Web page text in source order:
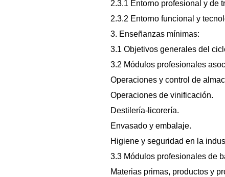
2.3.1 Entorno profesional y de
2.3.2 Entorno funcional y
3. Enseñanzas mínimas:
3.1 Objetivos generales del
3.2 Módulos profesionales
Operaciones y control de
Operaciones de vinificación.
Destilería-licorería.
Envasado y embalaje.
Higiene y seguridad en la
3.3 Módulos profesionales de
Materias primas, productos y